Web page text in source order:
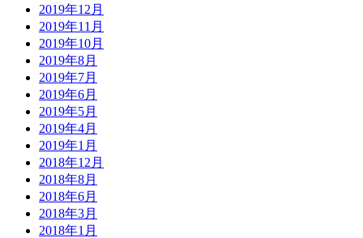
2019年12月
2019年11月
2019年10月
2019年8月
2019年7月
2019年6月
2019年5月
2019年4月
2019年1月
2018年12月
2018年8月
2018年6月
2018年3月
2018年1月